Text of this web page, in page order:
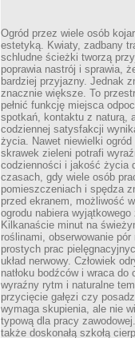
Ogród przez wiele osób
estetyką. Kwiaty, zadbany
schludne ścieżki tworzą
poprawia nastrój i sprawia,
bardziej przyjazny. Jednak
znacznie większe. To
pełnić funkcję miejsca
spotkań, kontaktu z naturą,
codziennej satysfakcji
życia. Nawet niewielki
skrawek zieleni potrafi
codzienności i jakość życia
czasach, gdy wiele osób
pomieszczeniach i spędza
przed ekranem, możliwość
ogrodu nabiera wyjątkowego
Kilkanaście minut na
roślinami, obserwowanie
prostych prac
układ nerwowy. Człowiek
natłoku bodźców i wraca
wyraźny rytm i naturalne
przycięcie gałęzi czy
wymaga skupienia, ale nie
typową dla pracy
także doskonałą szkołą